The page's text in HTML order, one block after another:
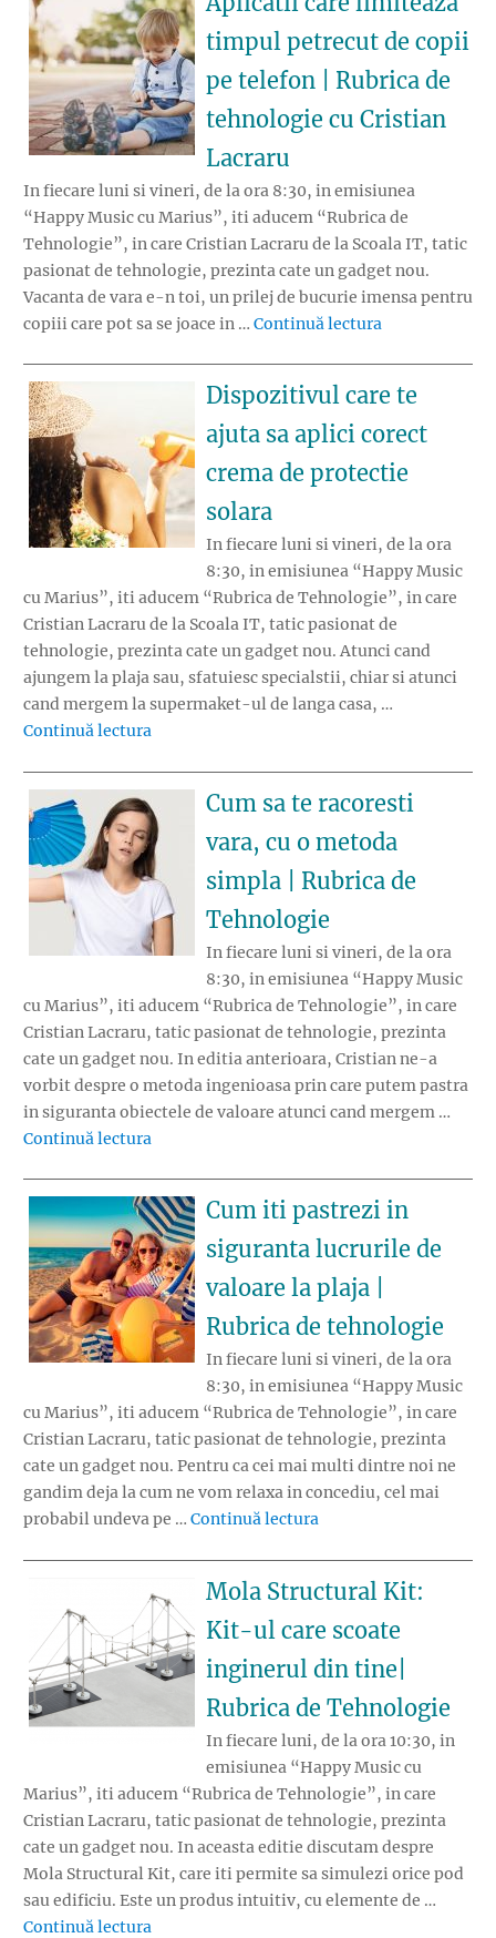
timpul petrecut de copii
pe telefon | Rubrica de
tehnologie cu Cristian
Lacraru
In fiecare luni si vineri, de la ora 8:30, in emisiunea
“Happy Music cu Marius”, iti aducem “Rubrica de
Tehnologie”, in care Cristian Lacraru de la Scoala IT, tatic
pasionat de tehnologie, prezinta cate un gadget nou.
Vacanta de vara e-n toi, un prilej de bucurie imensa pentru
copiii care pot sa se joace in … Continuă lectura
Dispozitivul care te
ajuta sa aplici corect
crema de protectie
solara
In fiecare luni si vineri, de la ora
8:30, in emisiunea “Happy Music
cu Marius”, iti aducem “Rubrica de Tehnologie”, in care
Cristian Lacraru de la Scoala IT, tatic pasionat de
tehnologie, prezinta cate un gadget nou. Atunci cand
ajungem la plaja sau, sfatuiesc specialstii, chiar si atunci
cand mergem la supermaket-ul de langa casa, …
Continuă lectura
Cum sa te racoresti
vara, cu o metoda
simpla | Rubrica de
Tehnologie
In fiecare luni si vineri, de la ora
8:30, in emisiunea “Happy Music
cu Marius”, iti aducem “Rubrica de Tehnologie”, in care
Cristian Lacraru, tatic pasionat de tehnologie, prezinta
cate un gadget nou. In editia anterioara, Cristian ne-a
vorbit despre o metoda ingenioasa prin care putem pastra
in siguranta obiectele de valoare atunci cand mergem …
Continuă lectura
Cum iti pastrezi in
siguranta lucrurile de
valoare la plaja |
Rubrica de tehnologie
In fiecare luni si vineri, de la ora
8:30, in emisiunea “Happy Music
cu Marius”, iti aducem “Rubrica de Tehnologie”, in care
Cristian Lacraru, tatic pasionat de tehnologie, prezinta
cate un gadget nou. Pentru ca cei mai multi dintre noi ne
gandim deja la cum ne vom relaxa in concediu, cel mai
probabil undeva pe … Continuă lectura
Mola Structural Kit:
Kit-ul care scoate
inginerul din tine|
Rubrica de Tehnologie
In fiecare luni, de la ora 10:30, in
emisiunea “Happy Music cu
Marius”, iti aducem “Rubrica de Tehnologie”, in care
Cristian Lacraru, tatic pasionat de tehnologie, prezinta
cate un gadget nou. In aceasta editie discutam despre
Mola Structural Kit, care iti permite sa simulezi orice pod
sau edificiu. Este un produs intuitiv, cu elemente de …
Continuă lectura